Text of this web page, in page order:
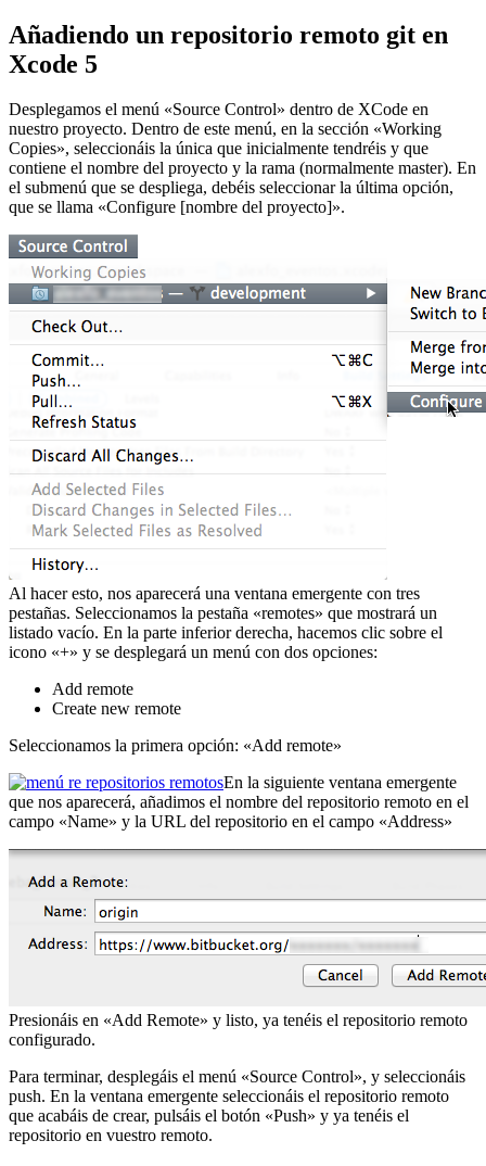
Añadiendo un repositorio remoto git en
Xcode 5
Desplegamos el menú «Source Control» dentro de XCode en
nuestro proyecto. Dentro de este menú, en la sección «Working
Copies», seleccionáis la única que inicialmente tendréis y que
contiene el nombre del proyecto y la rama (normalmente master). En
el submenú que se despliega, debéis seleccionar la última opción,
que se llama «Configure [nombre del proyecto]».
Al hacer esto, nos aparecerá una ventana emergente con tres
pestañas. Seleccionamos la pestaña «remotes» que mostrará un
listado vacío. En la parte inferior derecha, hacemos clic sobre el
icono «+» y se desplegará un menú con dos opciones:
Add remote
Create new remote
Seleccionamos la primera opción: «Add remote»
En la siguiente ventana emergente
que nos aparecerá, añadimos el nombre del repositorio remoto en el
campo «Name» y la URL del repositorio en el campo «Address»
Presionáis en «Add Remote» y listo, ya tenéis el repositorio remoto
configurado.
Para terminar, desplegáis el menú «Source Control», y seleccionáis
push. En la ventana emergente seleccionáis el repositorio remoto
que acabáis de crear, pulsáis el botón «Push» y ya tenéis el
repositorio en vuestro remoto.